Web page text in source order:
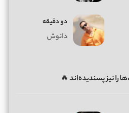
دو دقیقه
دانوش
را نیز پسندیده‌اند 🔥